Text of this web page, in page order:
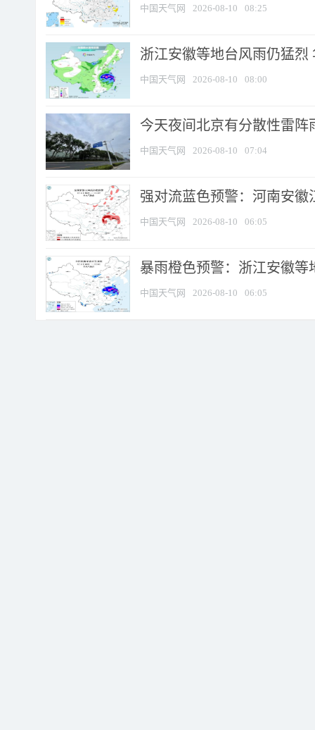
中国天气网 2026-08-10 08:25
浙江安徽等地台风雨仍猛烈
中国天气网 2026-08-10 08:00
今天夜间北京有分散性雷
中国天气网 2026-08-10 07:04
强对流蓝色预警：河南安徽
中国天气网 2026-08-10 06:05
暴雨橙色预警：浙江安徽等
中国天气网 2026-08-10 06:05